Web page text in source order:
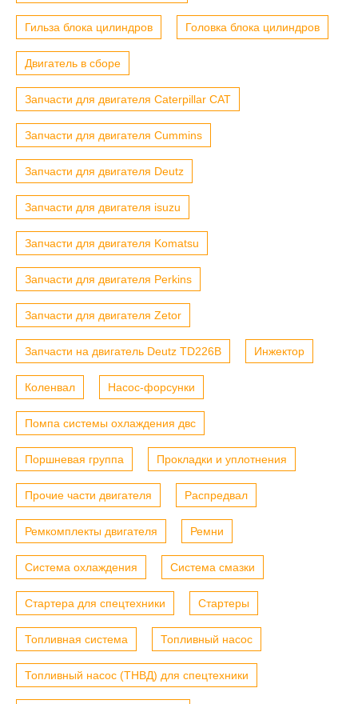
Гильза блока цилиндров Головка блока цилиндров
Двигатель в сборе
Запчасти для двигателя Caterpillar CAT
Запчасти для двигателя Cummins
Запчасти для двигателя Deutz
Запчасти для двигателя isuzu
Запчасти для двигателя Komatsu
Запчасти для двигателя Perkins
Запчасти для двигателя Zetor
Запчасти на двигатель Deutz TD226B Инжектор
Коленвал Насос-форсунки
Помпа системы охлаждения двс
Поршневая группа Прокладки и уплотнения
Прочие части двигателя Распредвал
Ремкомплекты двигателя Ремни
Система охлаждения Система смазки
Стартера для спецтехники Стартеры
Топливная система Топливный насос
Топливный насос (ТНВД) для спецтехники